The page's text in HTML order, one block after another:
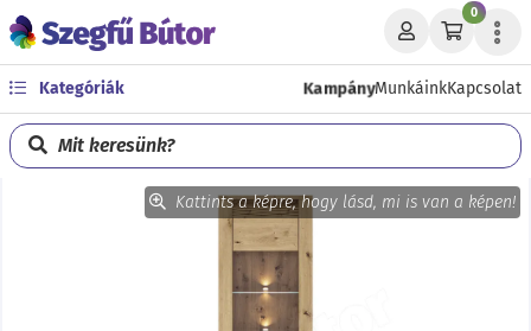
0
Kategóriák KampányMunkáinkKapcsolat
Mit keresünk?
Kattints a képre, hogy lásd, mi is van a képen!